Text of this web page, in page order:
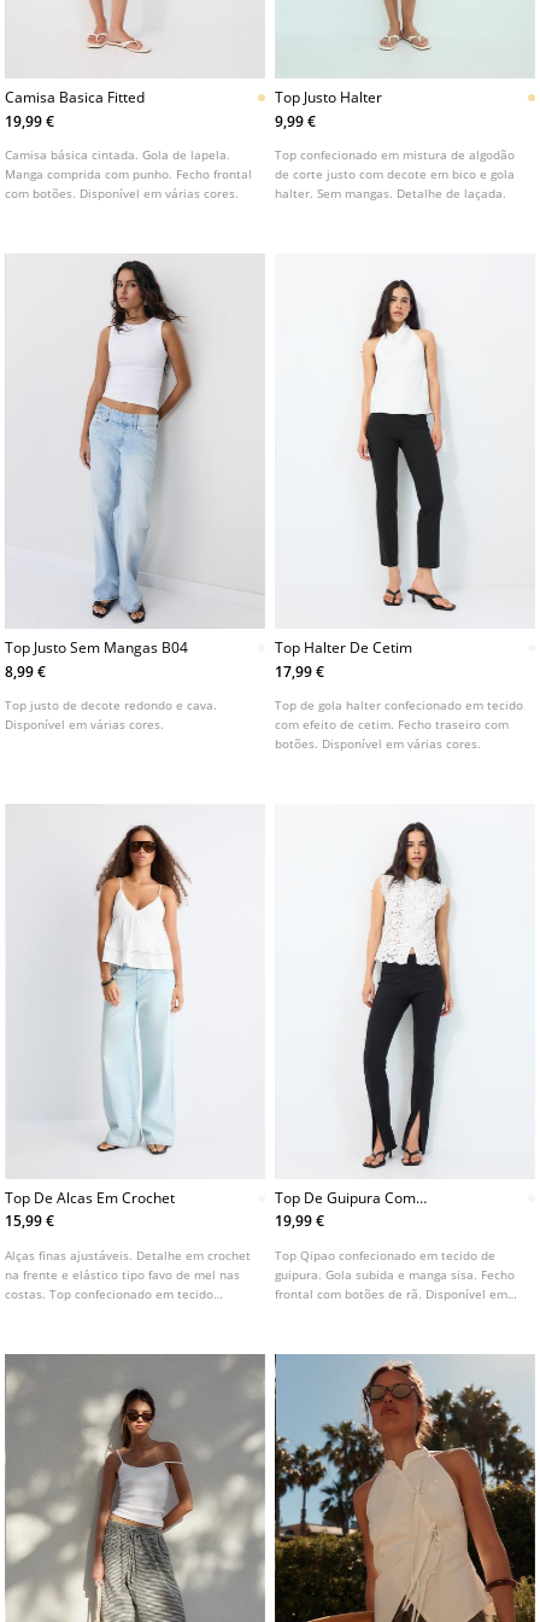
Camisa Basica Fitted
19,99 €
Camisa básica cintada. Gola de lapela.
Manga comprida com punho. Fecho frontal
com botões. Disponível em várias cores.
Top Justo Halter
9,99 €
Top confecionado em mistura de algodão
de corte justo com decote em bico e gola
halter. Sem mangas. Detalhe de laçada.
Top Justo Sem Mangas B04
8,99 €
Top justo de decote redondo e cava.
Disponível em várias cores.
Top Halter De Cetim
17,99 €
Top de gola halter confecionado em tecido
com efeito de cetim. Fecho traseiro com
botões. Disponível em várias cores.
Top De Alcas Em Crochet
15,99 €
Alças finas ajustáveis. Detalhe em crochet
na frente e elástico tipo favo de mel nas
costas. Top confecionado em tecido
Top De Guipura Com
Alamares
19,99 €
Top Qipao confecionado em tecido de
guipura. Gola subida e manga sisa. Fecho
frontal com botões de rã. Disponível em